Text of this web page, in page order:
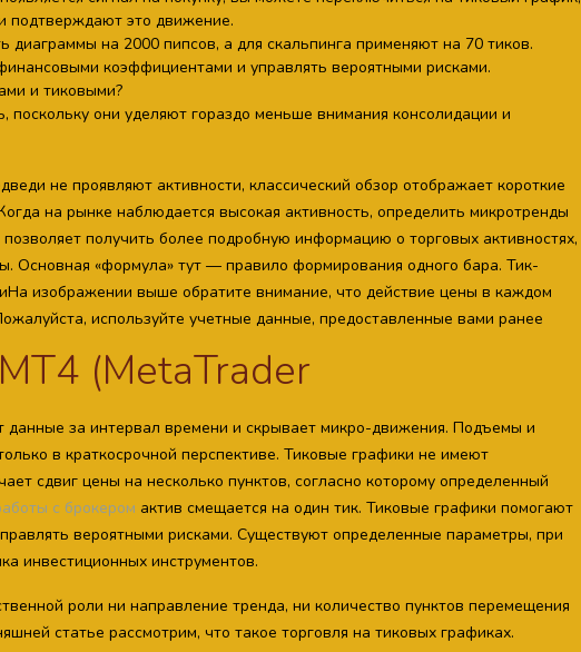
подтверждают это движение.
диаграммы на 2000 пипсов, а для скальпинга применяют на 70 тиков.
коэффициентами и управлять вероятными рисками.
и тиковыми?
поскольку они уделяют гораздо меньше внимания консолидации и
не проявляют активности, классический обзор отображает короткие
на рынке наблюдается высокая активность, определить микротренды
получить более подробную информацию о торговых активностях,
Основная «формула» тут — правило формирования одного бара. Тик-
изображении выше обратите внимание, что действие цены в каждом
используйте учетные данные, предоставленные вами ранее
(MetaTrader
данные за интервал времени и скрывает микро-движения. Подъемы и
в краткосрочной перспективе. Тиковые графики не имеют
сдвиг цены на несколько пунктов, согласно которому определенный
с брокером актив смещается на один тик. Тиковые графики помогают
вероятными рисками. Существуют определенные параметры, при
инвестиционных инструментов.
роли ни направление тренда, ни количество пунктов перемещения
статье рассмотрим, что такое торговля на тиковых графиках.